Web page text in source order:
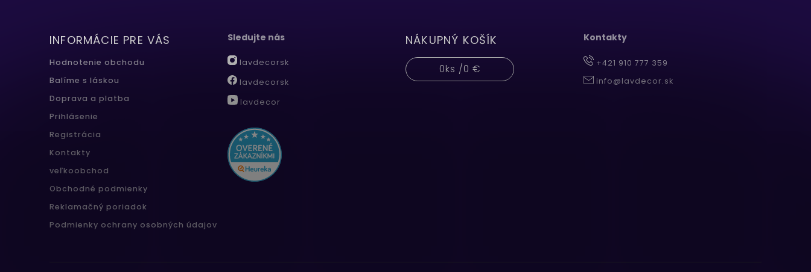
INFORMÁCIE PRE VÁS
Hodnotenie obchodu
Balíme s láskou
Doprava a platba
Prihlásenie
Registrácia
Kontakty
veľkoobchod
Obchodné podmienky
Reklamačný poriadok
Podmienky ochrany osobných údajov
Sledujte nás
lavdecorsk
lavdecorsk
lavdecor
NÁKUPNÝ KOŠÍK
0ks /0 €
Kontakty
+421 910 777 359
info@lavdecor.sk